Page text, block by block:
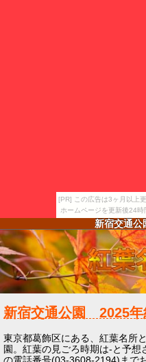
[PR] この広告は3ヶ月以上
ホームページを更新後24時
新宿交通
新宿交通公園 2025年
東京都葛飾区にある、紅葉名所
園。紅葉の見ごろ時期は-と予想